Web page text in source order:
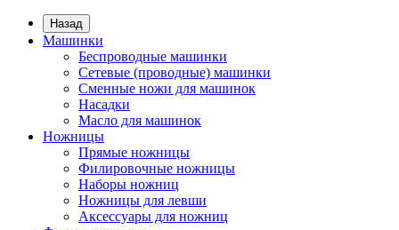
Назад
Машинки
Беспроводные машинки
Сетевые (проводные) машинки
Сменные ножи для машинок
Насадки
Масло для машинок
Ножницы
Прямые ножницы
Филировочные ножницы
Наборы ножниц
Ножницы для левши
Аксессуары для ножниц